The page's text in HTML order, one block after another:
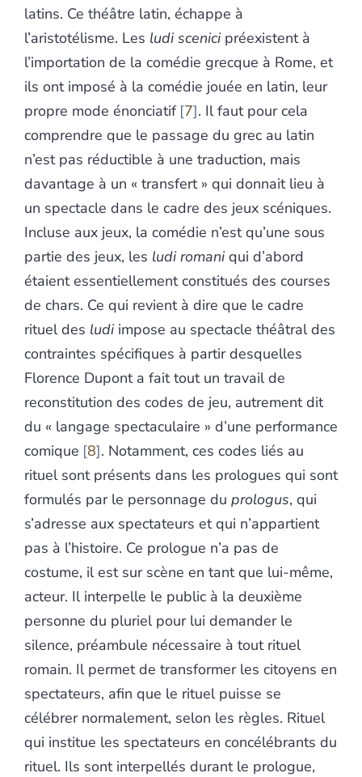
latins. Ce théâtre latin, échappe à
l’aristotélisme. Les ludi scenicipréexistent à
l’importation de la comédie grecque à Rome, et
ils ont imposé à la comédie jouée en latin, leur
propre mode énonciatif 7 . Il faut pour cela
comprendre que le passage du grec au latin
n’est pas réductible à une traduction, mais
davantage à un « transfert » qui donnait lieu à
un spectacle dans le cadre des jeux scéniques.
Incluse aux jeux, la comédie n’est qu’une sous
partie des jeux, les ludi romaniqui d’abord
étaient essentiellement constitués des courses
de chars. Ce qui revient à dire que le cadre
rituel des ludiimpose au spectacle théâtral des
contraintes spécifiques à partir desquelles
Florence Dupont a fait tout un travail de
reconstitution des codes de jeu, autrement dit
du « langage spectaculaire » d’une performance
comique 8 . Notamment, ces codes liés au
rituel sont présents dans les prologues qui sont
formulés par le personnage du prologus, qui
s’adresse aux spectateurs et qui n’appartient
pas à l’histoire. Ce prologue n’a pas de
costume, il est sur scène en tant que lui-même,
acteur. Il interpelle le public à la deuxième
personne du pluriel pour lui demander le
silence, préambule nécessaire à tout rituel
romain. Il permet de transformer les citoyens en
spectateurs, afin que le rituel puisse se
célébrer normalement, selon les règles. Rituel
qui institue les spectateurs en concélébrants du
rituel. Ils sont interpellés durant le prologue,